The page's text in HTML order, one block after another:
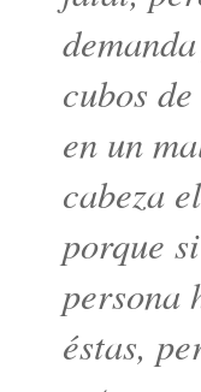
cubos
en un
cabeza
porque
persona
éstas,